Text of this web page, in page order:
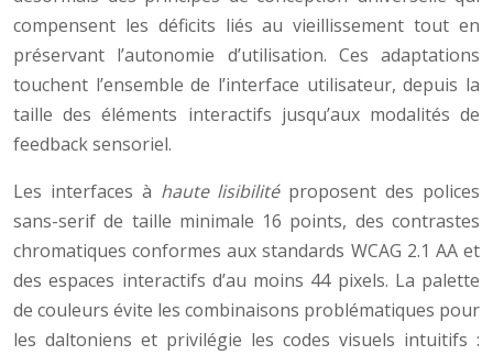
compensent les déficits liés au vieillissement tout en
préservant l’autonomie d’utilisation. Ces adaptations
touchent l’ensemble de l’interface utilisateur, depuis la
taille des éléments interactifs jusqu’aux modalités de
feedback sensoriel.
Les interfaces à haute lisibilité proposent des polices
sans-serif de taille minimale 16 points, des contrastes
chromatiques conformes aux standards WCAG 2.1 AA et
des espaces interactifs d’au moins 44 pixels. La palette
de couleurs évite les combinaisons problématiques pour
les daltoniens et privilégie les codes visuels intuitifs :